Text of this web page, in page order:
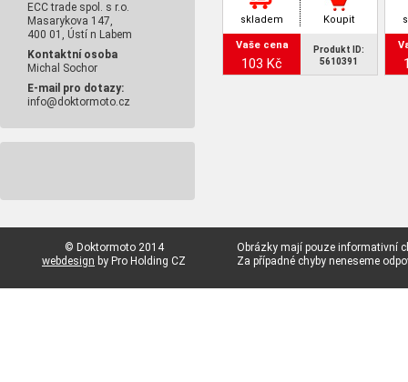
ECC trade spol. s r.o.
Masarykova 147,
400 01, Ústí n Labem
Kontaktní osoba
Michal Sochor
E-mail pro dotazy:
info@doktormoto.cz
skladem Koupit
Vaše cena
103 Kč
Produkt ID:
5610391
© Doktormoto 2014
webdesign by Pro Holding CZ
Obrázky mají pouze informativní
Za případné chyby neneseme